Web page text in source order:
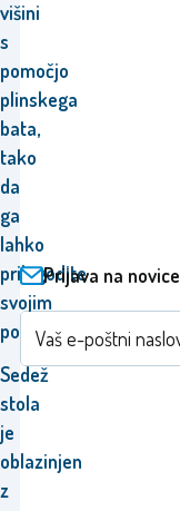
višini
s
pomočjo
plinskega
bata,
tako
da
ga
lahko
prilagodite
svojim
potrebam.
Sedež
stola
je
oblazinjen
z
Prijava na novice